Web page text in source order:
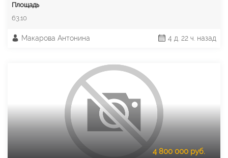
Площадь
63.10
Макарова Антонина 4 д. 22 ч. назад
4 800 000 руб.